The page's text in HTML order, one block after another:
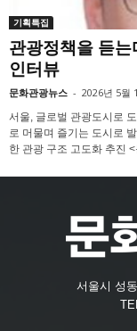
기획특집
관광정책을 듣
인터뷰
문화관광뉴스 - 2026년 5월
서울, 글로벌 관광도시로
로 머물며 즐기는 도시로
한 관광 구조 고도화 추진 <
서울시 성